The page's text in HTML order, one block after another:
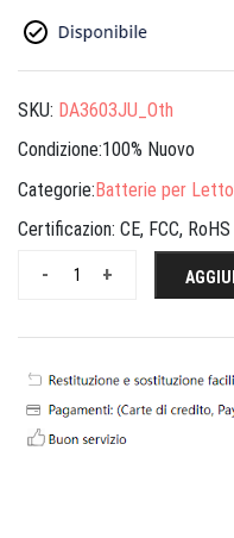
SKU: DA3603JU_Oth
Condizione:100% Nuovo
Categorie:Batterie per
Certificazion: CE, FCC, RoHS
+
-